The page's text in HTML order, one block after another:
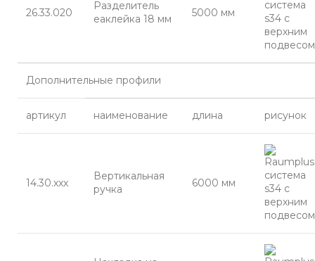
26.33.020
Разделитель
еаклейка 18 мм
5000 мм
Дополнительные профили
артикул наименование длина рисунок
14.30.ххх
Вертикальная
ручка
6000 мм